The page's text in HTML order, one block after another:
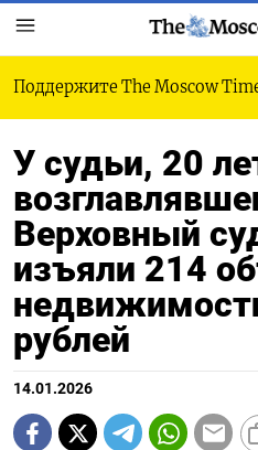
Поддержите The Moscow
У судьи, 20
Верховный
изъяли 214
рублей
14.01.2026